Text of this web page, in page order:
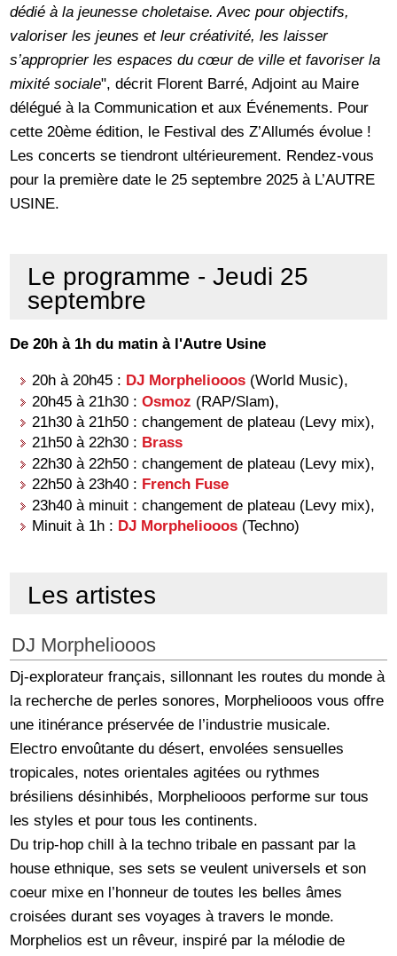
dédié à la jeunesse choletaise. Avec pour objectifs,
valoriser les jeunes et leur créativité, les laisser
s’approprier les espaces du cœur de ville et favoriser la
mixité sociale", décrit Florent Barré, Adjoint au Maire
délégué à la Communication et aux Événements. Pour
cette 20ème édition, le Festival des Z’Allumés évolue !
Les concerts se tiendront ultérieurement. Rendez-vous
pour la première date le 25 septembre 2025 à L’AUTRE
USINE.
Le programme - Jeudi 25
septembre
De 20h à 1h du matin à l'Autre Usine
20h à 20h45 : DJ Morpheliooos (World Music),
20h45 à 21h30 :Osmoz (RAP/Slam),
21h30 à 21h50 : changement de plateau (Levy mix),
21h50 à 22h30 : Brass
22h30 à 22h50 : changement de plateau (Levy mix),
22h50 à 23h40 : French Fuse
23h40 à minuit : changement de plateau (Levy mix),
Minuit à 1h : DJ Morpheliooos (Techno)
Les artistes
DJ Morpheliooos
Dj-explorateur français, sillonnant les routes du monde à
la recherche de perles sonores, Morpheliooos vous offre
une itinérance préservée de l’industrie musicale.
Electro envoûtante du désert, envolées sensuelles
tropicales, notes orientales agitées ou rythmes
brésiliens désinhibés, Morpheliooos performe sur tous
les styles et pour tous les continents.
Du trip-hop chill à la techno tribale en passant par la
house ethnique, ses sets se veulent universels et son
coeur mixe en l’honneur de toutes les belles âmes
croisées durant ses voyages à travers le monde.
Morphelios est un rêveur, inspiré par la mélodie de